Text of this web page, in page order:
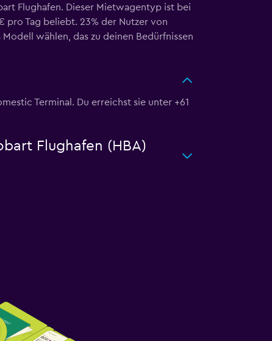
Flughafen. Dieser Mietwagentyp ist bei
pro Tag beliebt. 23% der Nutzer von
wählen, das zu deinen Bedürfnissen
Terminal. Du erreichst sie unter +61
Flughafen (HBA)